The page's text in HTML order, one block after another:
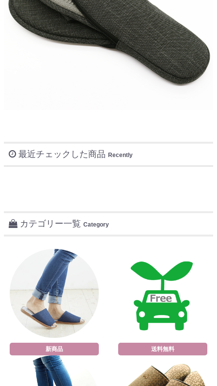
最近チェックした商品 Recently
カテゴリー一覧 Category
新商品 送料無料